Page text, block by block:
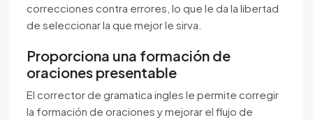
correcciones contra errores, lo que le da la libertad
de seleccionar la que mejor le sirva.
Proporciona una formación de
oraciones presentable
El corrector de gramatica ingles le permite corregir
la formación de oraciones y mejorar el flujo de